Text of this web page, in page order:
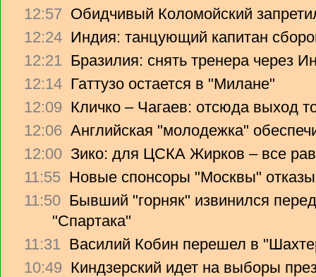
12:57 Обидчивый Коломойский
12:24 Индия: танцующий капитан
12:21 Бразилия: снять тренера через
12:14 Гаттузо остается в "Милане"
12:09 Кличко – Чагаев: отсюда выход
12:06 Английская "молодежка"
12:00 Зико: для ЦСКА Жирков – все
11:55 Новые спонсоры "Москвы"
11:50 Бывший "горняк" извинился
"Спартака"
11:31 Василий Кобин перешел в
10:49 Киндзерский идет на выборы